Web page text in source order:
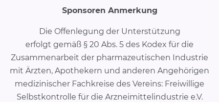
Sponsoren Anmerkung
Die Offenlegung der Unterstützung
erfolgt gemäß § 20 Abs. 5 des Kodex für die
Zusammenarbeit der pharmazeutischen Industrie
mit Ärzten, Apothekern und anderen Angehörigen
medizinischer Fachkreise des Vereins: Freiwillige
Selbstkontrolle für die Arzneimittelindustrie e.V.